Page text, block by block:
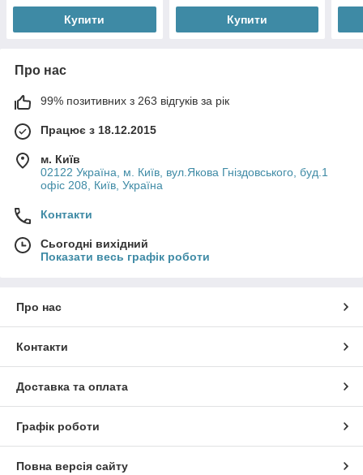
Купити Купити
Про нас
99% позитивних з 263 відгуків за рік
Працює з 18.12.2015
м. Київ
02122 Україна, м. Київ, вул.Якова Гніздовського, буд.1
офіс 208, Київ, Україна
Контакти
Сьогодні вихідний
Показати весь графік роботи
Про нас
Контакти
Доставка та оплата
Графік роботи
Повна версія сайту